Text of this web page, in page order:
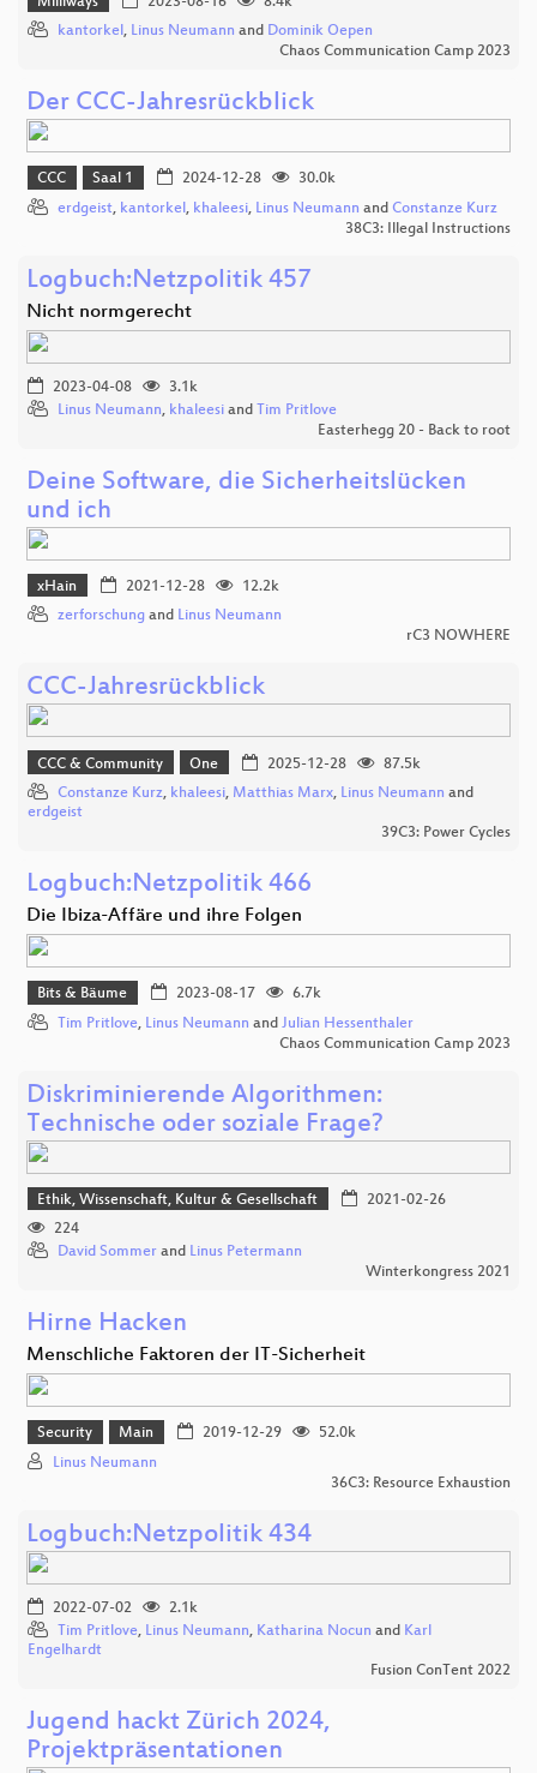
kantorkel, Linus Neumann and Dominik Oepen
Chaos Communication Camp 2023
Der CCC-Jahresrückblick
CCC Saal 1 2024-12-28
30.0k
erdgeist, kantorkel, khaleesi, Linus Neumann and Constanze Kurz
38C3: Illegal Instructions
Logbuch:Netzpolitik 457
Nicht normgerecht
2023-04-08
3.1k
Linus Neumann, khaleesi and Tim Pritlove
Easterhegg 20 - Back to root
Deine Software, die Sicherheitslücken
und ich
xHain 2021-12-28
12.2k
zerforschung and Linus Neumann
rC3 NOWHERE
CCC-Jahresrückblick
CCC & Community One 2025-12-28
87.5k
Constanze Kurz, khaleesi, Matthias Marx, Linus Neumann and
erdgeist
39C3: Power Cycles
Logbuch:Netzpolitik 466
Die Ibiza-Affäre und ihre Folgen
Bits & Bäume 2023-08-17
6.7k
Tim Pritlove, Linus Neumann and Julian Hessenthaler
Chaos Communication Camp 2023
Diskriminierende Algorithmen:
Technische oder soziale Frage?
Ethik, Wissenschaft, Kultur & Gesellschaft
2021-02-26
224
David Sommer and Linus Petermann
Winterkongress 2021
Hirne Hacken
Menschliche Faktoren der IT-Sicherheit
Security Main 2019-12-29
52.0k
Linus Neumann
36C3: Resource Exhaustion
Logbuch:Netzpolitik 434
2022-07-02
2.1k
Tim Pritlove, Linus Neumann, Katharina Nocun and Karl
Engelhardt
Fusion ConTent 2022
Jugend hackt Zürich 2024,
Projektpräsentationen